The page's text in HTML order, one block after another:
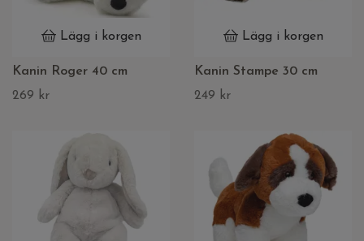
Lägg i korgen
Kanin Roger 40 cm
269 kr
Lägg i korgen
Kanin Stampe 30 cm
249 kr